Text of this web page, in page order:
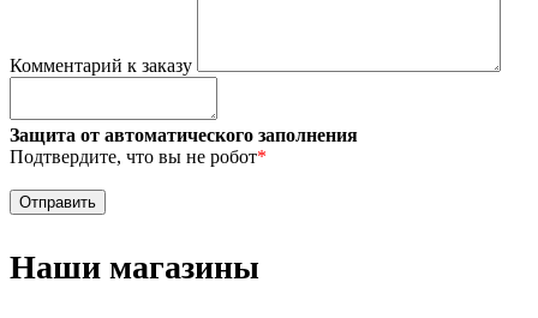
Комментарий к заказу
Защита от автоматического заполнения
Подтвердите, что вы не робот*
Наши магазины